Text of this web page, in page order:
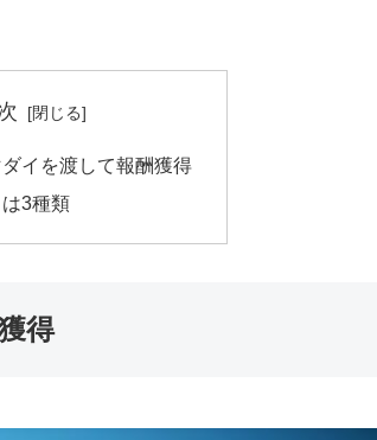
イを渡して報酬獲得
3種類
得